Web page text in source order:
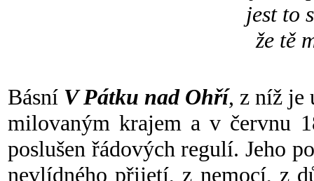
jest to
že tě
Básní V Pátku nad Ohří, z níž je
milovaným krajem a v červnu
poslušen řádových regulí. Jeho
nevlídného přijetí, z nemocí, z